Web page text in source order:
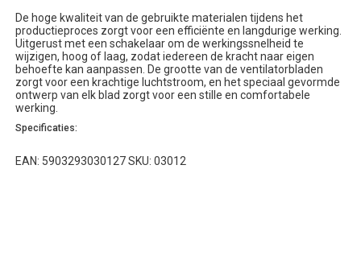
De hoge kwaliteit van de gebruikte materialen tijdens het
productieproces zorgt voor een efficiënte en langdurige werking.
Uitgerust met een schakelaar om de werkingssnelheid te
wijzigen, hoog of laag, zodat iedereen de kracht naar eigen
behoefte kan aanpassen. De grootte van de ventilatorbladen
zorgt voor een krachtige luchtstroom, en het speciaal gevormde
ontwerp van elk blad zorgt voor een stille en comfortabele
werking.
Specificaties:
EAN: 5903293030127 SKU: 03012